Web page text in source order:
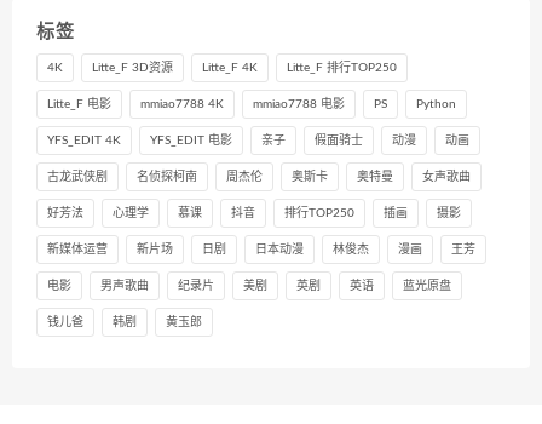
标签
4K Litte_F 3D资源 Litte_F 4K Litte_F 排行TOP250
Litte_F 电影 mmiao7788 4K mmiao7788 电影 PS Python
YFS_EDIT 4K YFS_EDIT 电影 亲子 假面骑士 动漫 动画
古龙武侠剧 名侦探柯南 周杰伦 奥斯卡 奥特曼 女声歌曲
好芳法 心理学 慕课 抖音 排行TOP250 插画 摄影
新媒体运营 新片场 日剧 日本动漫 林俊杰 漫画 王芳
电影 男声歌曲 纪录片 美剧 英剧 英语 蓝光原盘
钱儿爸 韩剧 黄玉郎